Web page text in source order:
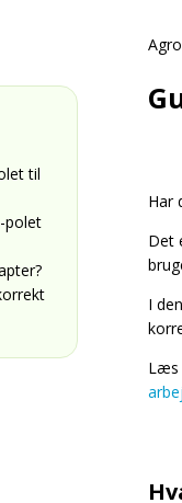
til
polet
Har
Det
I
Læs